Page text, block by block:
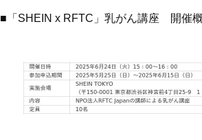
■「SHEIN x RFTC」乳がん講座 開催